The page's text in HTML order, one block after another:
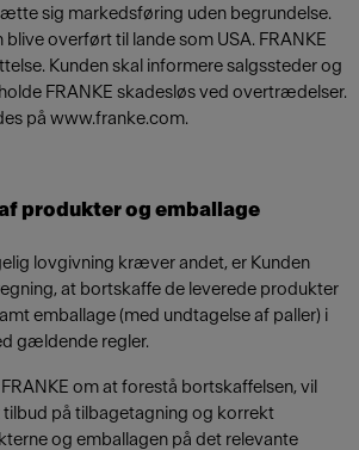
sig markedsføring uden begrundelse.
overført til lande som USA. FRANKE
Kunden skal informere salgssteder og
FRANKE skadesløs ved overtrædelser.
på www.franke.com.
produkter og emballage
lovgivning kræver andet, er Kunden
at bortskaffe de leverede produkter
emballage (med undtagelse af paller) i
gældende regler.
om at forestå bortskaffelsen, vil
tilbud på tilbagetagning og korrekt
og emballagen på det relevante